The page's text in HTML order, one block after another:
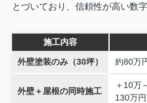
とづいており、信頼性が高い数字
施工内容
外壁塗装のみ（30坪） 約80万
外壁＋屋根の同時施工
＋10万
130万円